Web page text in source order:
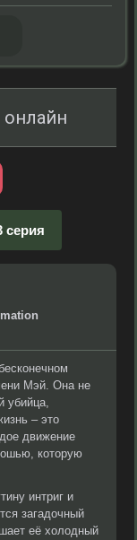
серия
Мэй. Она не
убийца,
– это
движение
которую
интриг и
загадочный
её холодный